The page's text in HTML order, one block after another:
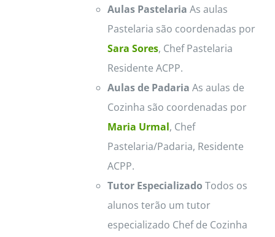
Aulas Pastelaria As aulas
Pastelaria são coordenadas por
Sara Sores, Chef Pastelaria
Residente ACPP.
Aulas de Padaria As aulas de
Cozinha são coordenadas por
Maria Urmal, Chef
Pastelaria/Padaria, Residente
ACPP.
Tutor Especializado Todos os
alunos terão um tutor
especializado Chef de Cozinha